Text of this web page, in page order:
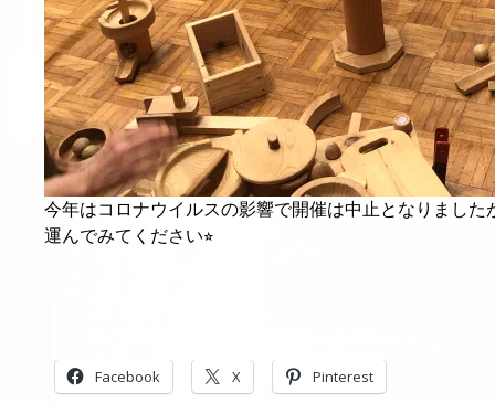
今年はコロナウイルスの影響で開催は中止となりました
運んでみてください⭐︎
Facebook X Pinterest